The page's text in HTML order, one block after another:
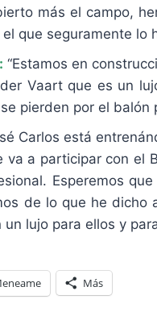
más el campo,
que seguramente lo
“Estamos en
Vaart que es un
pierden por el
Carlos está
va a participar con el
Esperemos
de lo que he
lujo para ellos y
Más